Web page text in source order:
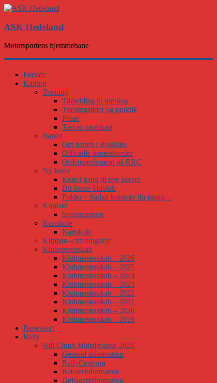
ASK Hedeland
Motorsportens hjemmebane
Forside
Karting
Træning
Tilmelding til træning
Træningstider og praktik
Priser
Test en racerkart
Banen
Om banen i Roskilde
Officielle banerekorder
Ordensreglement på RRC
Ny kører
Kom i gang til nye kørere
Dit første klubløb
Folder – Sådan kommer du igang…
Kontakt
Styregruppen
Kartskole
Kartskole
Klippan – træningslejr
Klubmesterskab
Klubmesterskab – 2026
Klubmesterskab – 2025
Klubmesterskab – 2024
Klubmesterskab – 2023
Klubmesterskab – 2022
Klubmesterskab – 2021
Klubmesterskab – 2020
Klubmesterskab – 2019
Banesport
Rally
Hill Climb Midtsjælland 2026
Generel information
RallyCentrum
Beboerinformation
Deltagerinformation